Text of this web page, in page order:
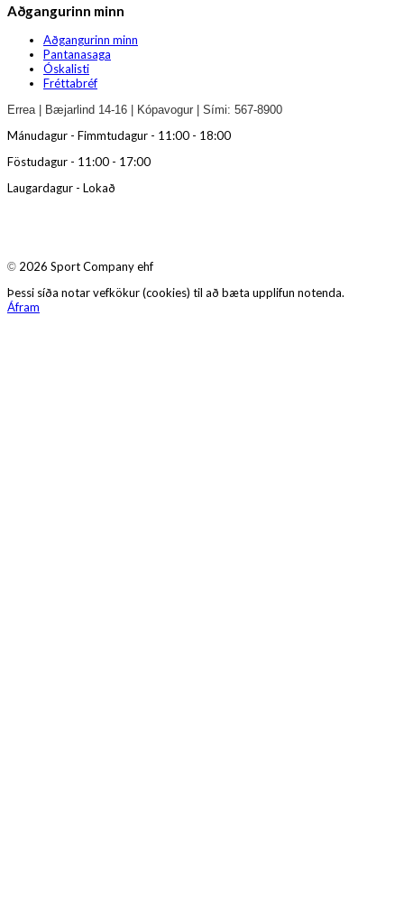
Aðgangurinn minn
Aðgangurinn minn
Pantanasaga
Óskalisti
Fréttabréf
Errea | Bæjarlind 14-16 | Kópavogur | Sími: 567-8900
Mánudagur - Fimmtudagur - 11:00 - 18:00
Föstudagur - 11:00 - 17:00
Laugardagur - Lokað
© 2026 Sport Company ehf
Þessi síða notar vefkökur (cookies) til að bæta upplifun notenda.
Áfram